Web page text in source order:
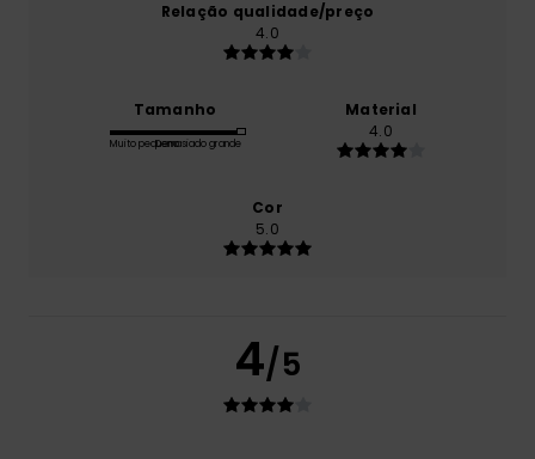
Relação qualidade/preço
4.0
Tamanho
Muito pequenoDemasiado grande
Material
4.0
Cor
5.0
4/5